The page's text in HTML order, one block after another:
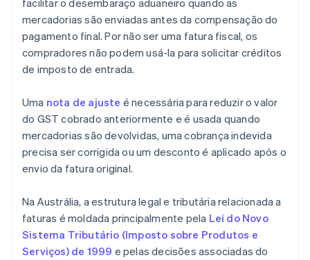
facilitar o desembaraço aduaneiro quando as
mercadorias são enviadas antes da compensação do
pagamento final. Por não ser uma fatura fiscal, os
compradores não podem usá-la para solicitar créditos
de imposto de entrada.
Uma nota de ajuste é necessária para reduzir o valor
do GST cobrado anteriormente e é usada quando
mercadorias são devolvidas, uma cobrança indevida
precisa ser corrigida ou um desconto é aplicado após o
envio da fatura original.
Na Austrália, a estrutura legal e tributária relacionada a
faturas é moldada principalmente pela Lei do Novo
Sistema Tributário (Imposto sobre Produtos e
Serviços) de 1999 e pelas decisões associadas do